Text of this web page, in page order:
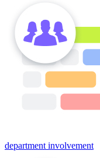
department involvement